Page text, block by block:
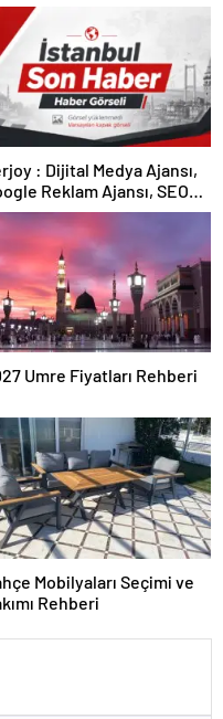
Medya Ajansı,
Reklam Ajansı, SEO
ve Web Tasarım Ajansı
Umre Fiyatları Rehberi
Mobilyaları Seçimi ve
Rehberi